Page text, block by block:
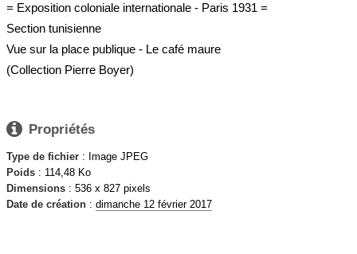
= Exposition coloniale internationale - Paris 1931 =
Section tunisienne
Vue sur la place publique - Le café maure
(Collection Pierre Boyer)
 Propriétés
Type de fichier : Image JPEG
Poids : 114,48 Ko
Dimensions : 536 x 827 pixels
Date de création : dimanche 12 février 2017